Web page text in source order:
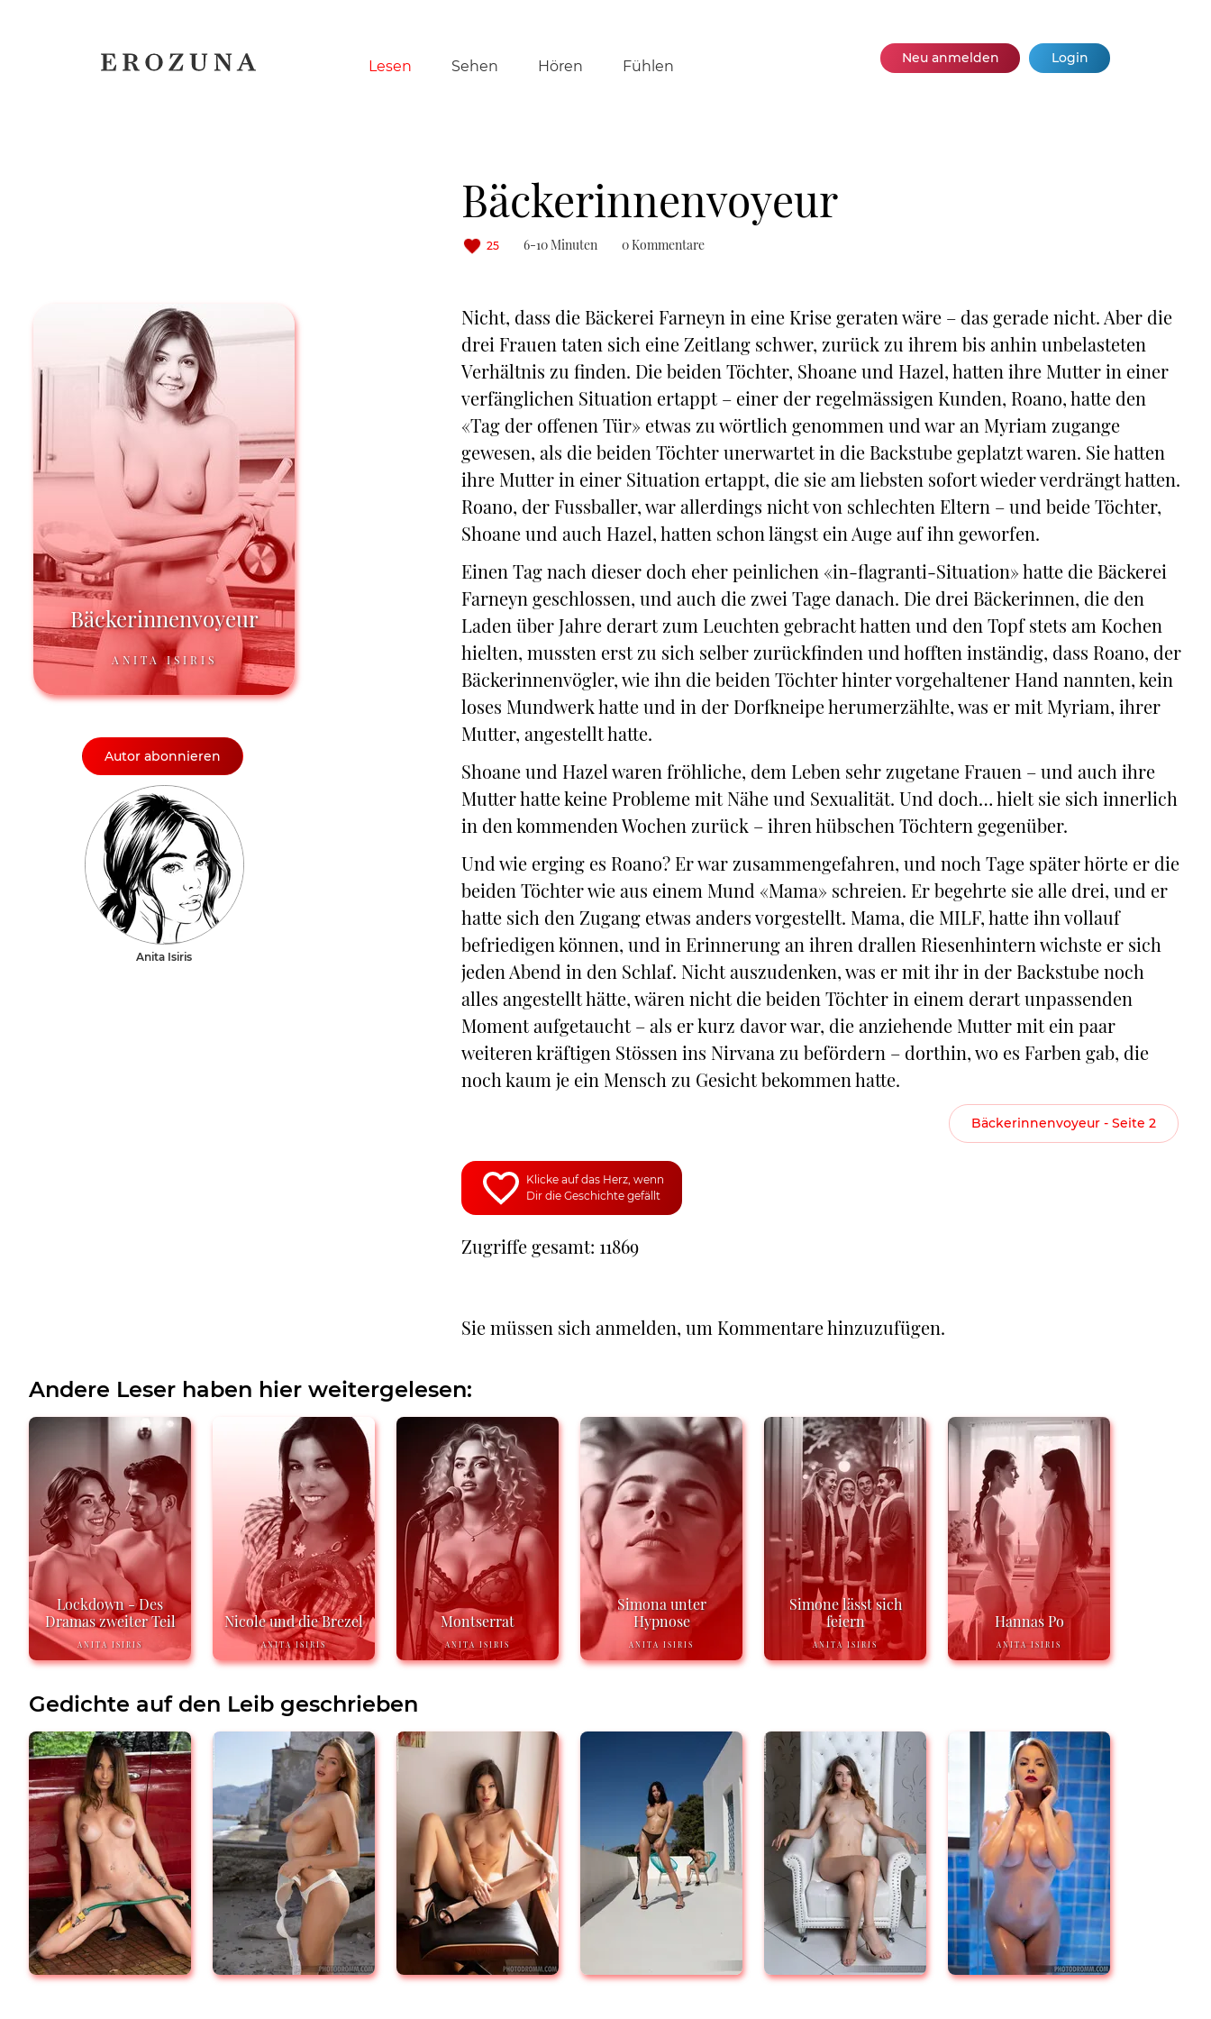
Navigation
Lesen Sehen Hören Fühlen Neu anmelden Login
Bäckerinnenvoyeur
25 6-10 Minuten 0 Kommentare
Bäckerinnenvoyeur
ANITA ISIRIS
Autor abonnieren
Anita Isiris
Nicht, dass die Bäckerei Farneyn in eine Krise geraten wäre – das gerade nicht. Aber die
drei Frauen taten sich eine Zeitlang schwer, zurück zu ihrem bis anhin unbelasteten
Verhältnis zu finden. Die beiden Töchter, Shoane und Hazel, hatten ihre Mutter in einer
verfänglichen Situation ertappt – einer der regelmässigen Kunden, Roano, hatte den
«Tag der offenen Tür» etwas zu wörtlich genommen und war an Myriam zugange
gewesen, als die beiden Töchter unerwartet in die Backstube geplatzt waren. Sie hatten
ihre Mutter in einer Situation ertappt, die sie am liebsten sofort wieder verdrängt hatten.
Roano, der Fussballer, war allerdings nicht von schlechten Eltern – und beide Töchter,
Shoane und auch Hazel, hatten schon längst ein Auge auf ihn geworfen.
Einen Tag nach dieser doch eher peinlichen «in-flagranti-Situation» hatte die Bäckerei
Farneyn geschlossen, und auch die zwei Tage danach. Die drei Bäckerinnen, die den
Laden über Jahre derart zum Leuchten gebracht hatten und den Topf stets am Kochen
hielten, mussten erst zu sich selber zurückfinden und hofften inständig, dass Roano, der
Bäckerinnenvögler, wie ihn die beiden Töchter hinter vorgehaltener Hand nannten, kein
loses Mundwerk hatte und in der Dorfkneipe herumerzählte, was er mit Myriam, ihrer
Mutter, angestellt hatte.
Shoane und Hazel waren fröhliche, dem Leben sehr zugetane Frauen – und auch ihre
Mutter hatte keine Probleme mit Nähe und Sexualität. Und doch… hielt sie sich innerlich
in den kommenden Wochen zurück – ihren hübschen Töchtern gegenüber.
Und wie erging es Roano? Er war zusammengefahren, und noch Tage später hörte er die
beiden Töchter wie aus einem Mund «Mama» schreien. Er begehrte sie alle drei, und er
hatte sich den Zugang etwas anders vorgestellt. Mama, die MILF, hatte ihn vollauf
befriedigen können, und in Erinnerung an ihren drallen Riesenhintern wichste er sich
jeden Abend in den Schlaf. Nicht auszudenken, was er mit ihr in der Backstube noch
alles angestellt hätte, wären nicht die beiden Töchter in einem derart unpassenden
Moment aufgetaucht – als er kurz davor war, die anziehende Mutter mit ein paar
weiteren kräftigen Stössen ins Nirvana zu befördern – dorthin, wo es Farben gab, die
noch kaum je ein Mensch zu Gesicht bekommen hatte.
Bäckerinnenvoyeur - Seite 2
Klicke auf das Herz, wenn
Dir die Geschichte gefällt
Zugriffe gesamt: 11869
Sie müssen sich anmelden, um Kommentare hinzuzufügen.
Andere Leser haben hier weitergelesen:
Lockdown - Des
Dramas zweiter Teil
ANITA ISIRIS
Nicole und die Brezel
ANITA ISIRIS
Montserrat
ANITA ISIRIS
Simona unter
Hypnose
ANITA ISIRIS
Simone lässt sich
feiern
ANITA ISIRIS
Hannas Po
ANITA ISIRIS
Gedichte auf den Leib geschrieben